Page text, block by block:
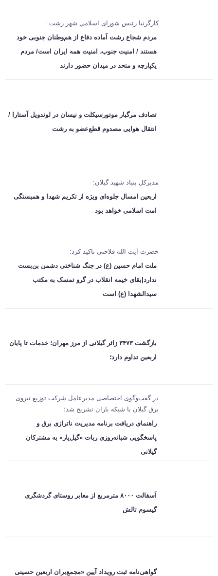
کارگرنیا رئیس شورای اسلامي شهر رشت :
مردم شجاع رشت آماده دفاع از هم‌وطنان جنوبی خود
هستند / امنیت جنوب، امنیت همه ایران است/ مردم
یکپارچه و متحد در میدان حضور دارند
تصادف مرگبار موتورسیکلت و نیسان در لوندویل آستارا /
انتقال هوایی مصدوم قطع‌عضو به رشت
مدیرکل بنیاد شهید گیلان:
اربعین امسال جلوه‌ای ویژه از تکریم شهدا و همبستگی
امت اسلامی خواهد بود
حضرت آیت الله فلاحتی تاکید کرد؛
ملت امام حسین (ع) در جنگ شناختی دشمن بن‌بست
ندارد|بقای خیمه انقلاب در گرو تمسک به مکتب
سیدالشهدا (ع) است
بازگشت ۳۴۷۳ زائر گیلانی از مرز مهران؛ خدمات تا پایان
اربعین تداوم دارد؛
در گفت‌وگوی اختصاصی مدیرعامل شرکت توزیع نیروی
برق گیلان با شبکه باران تشریح شد؛
راهنمای دریافت برنامه مدیریت ناترازی برق و
پاسخگویی شبانه‌روزی ربات «گیل‌یار» به مشترکان
گیلانی
آسفالت ۸۰۰۰ مترمربع از معابر روستای گردشگری
گیسوم تالش
گواهی‌نامه ثبت رویداد آیین «مجمع‌بران اربعین حسینی